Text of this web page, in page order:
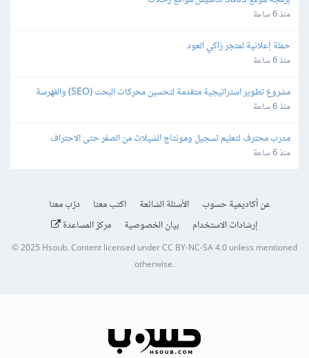
منذ 6 ساعة
حملة إعلانية لمتجر زاكي العود
منذ 6 ساعة
(Indexing)منذ 6 ساعة
مدرب محترف لتعليم تسجيل ومونتاج الشيلات من الصفر حتى الاحتراف
منذ 6 ساعة
عن أكاديمية حسوب الأسئلة الشائعة اكتب معنا
درّب معنا
إرشادات الاستخدام
بيان الخصوصية مركز المساعدة
© 2025 Hsoub.Content licensed underCC BY-NC-SA 4.0unless mentioned
otherwise.